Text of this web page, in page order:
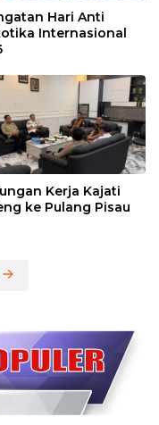
Hari Anti
Internasional
Kerja Kajati
ke Pulang Pisau